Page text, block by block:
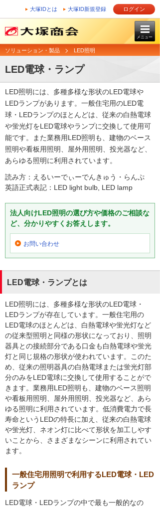
大塚IDとは 大塚ID新規登録 ログイン
メニュー
ソリューション・製品 LED照明
LED電球・ランプ
LED照明には、多種多様な形状のLED電球や
LEDランプがあります。一般住宅用のLED電
球・LEDランプのほとんどは、従来の白熱電球
や蛍光灯をLED電球やランプに交換して使用可
能です。また業務用LED照明も、建物のベース
照明や看板用照明、屋外用照明、投光器など、
あらゆる照明に利用されています。
読み方：えるいーでぃーでんきゅう・らんぷ
英語正式表記：LED light bulb, LED lamp
法人向けLED照明の選び方や価格のご相談な
ど、分かりやすくお答えします。
お問い合わせ
LED電球・ランプとは
LED照明には、多種多様な形状のLED電球・
LEDランプが存在しています。一般住宅用の
LED電球のほとんどは、白熱電球や蛍光灯など
の従来型照明と同様の形状になっており、照明
器具との接続部分である口金も白熱電球や蛍光
灯と同じ規格の形状が使われています。このた
め、従来の照明器具の白熱電球または蛍光灯部
分のみをLED電球に交換して使用することがで
きます。業務用LED照明も、建物のベース照明
や看板用照明、屋外用照明、投光器など、あら
ゆる照明に利用されています。低消費電力で長
寿命というLEDの特長に加え、従来の白熱電球
や蛍光灯、ネオン灯に比べて形状を加工しやす
いことから、さまざまなシーンに利用されてい
ます。
一般住宅用照明で利用するLED電球・LED
ランプ
LED電球・LEDランプの中で最も一般的なの